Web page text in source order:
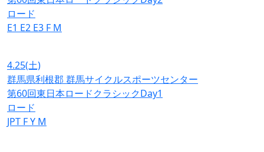
ロード
E1 E2 E3 F M
4.25(土)
群馬県利根郡 群馬サイクルスポーツセンター
第60回東日本ロードクラシックDay1
ロード
JPT FY M